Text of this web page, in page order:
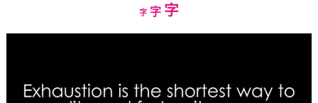
字Decrease
字Reset
字Increase